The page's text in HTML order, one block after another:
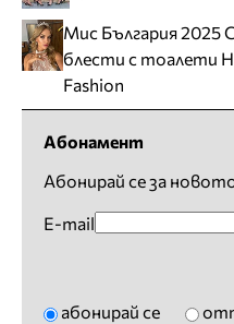
Мис България 2025
блести с тоалети
Fashion
Абонамент
Абонирай се за
E-mail
абонирай се